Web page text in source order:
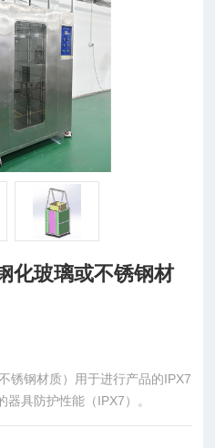
化玻璃或不锈钢材
锈钢材质）用于进行产品的IPX7
具防护性能（IPX7）。